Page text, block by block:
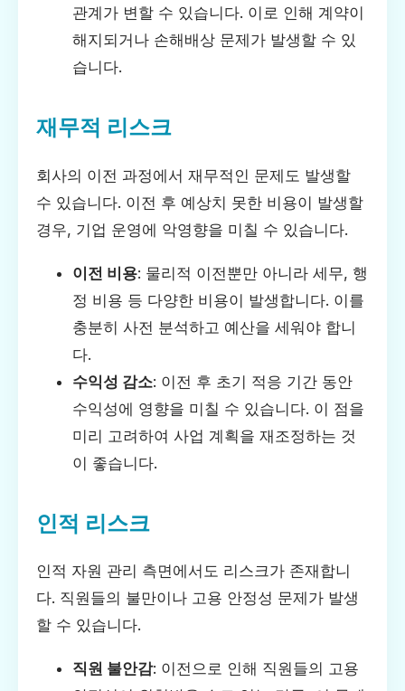
관계가 변할 수 있습니다. 이로 인해 계약이
해지되거나 손해배상 문제가 발생할 수 있
습니다.
재무적 리스크
회사의 이전 과정에서 재무적인 문제도 발생할
수 있습니다. 이전 후 예상치 못한 비용이 발생할
경우, 기업 운영에 악영향을 미칠 수 있습니다.
이전 비용: 물리적 이전뿐만 아니라 세무, 행
정 비용 등 다양한 비용이 발생합니다. 이를
충분히 사전 분석하고 예산을 세워야 합니
다.
수익성 감소: 이전 후 초기 적응 기간 동안
수익성에 영향을 미칠 수 있습니다. 이 점을
미리 고려하여 사업 계획을 재조정하는 것
이 좋습니다.
인적 리스크
인적 자원 관리 측면에서도 리스크가 존재합니
다. 직원들의 불만이나 고용 안정성 문제가 발생
할 수 있습니다.
직원 불안감: 이전으로 인해 직원들의 고용